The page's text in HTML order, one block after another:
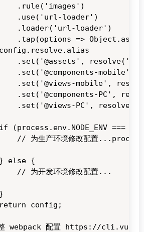
.rule('images')
.use('url-loader')
.loader('url-loader')
.tap(options =>
.set('@assets',
.set('@components-mobile',
.set('@views-mobile',
.set('@components-PC',
.set('@views-PC',
(process.env.NODE_ENV ===
// 为生产环境修改配置
else {
// 为开发环境修改配置...
config;
webpack 配置 https://